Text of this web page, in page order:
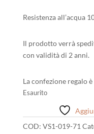
Resistenza all’acqua
Il prodotto verrà
con validità di 2 anni.
La confezione regalo
Esaurito
COD: VS1-019-71